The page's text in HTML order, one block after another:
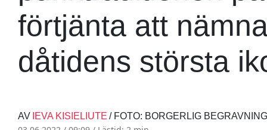
förtjänta att
dåtidens största
AV IEVA KISIELIUTE / FOTO: BORGERLIG BEGRAVNING